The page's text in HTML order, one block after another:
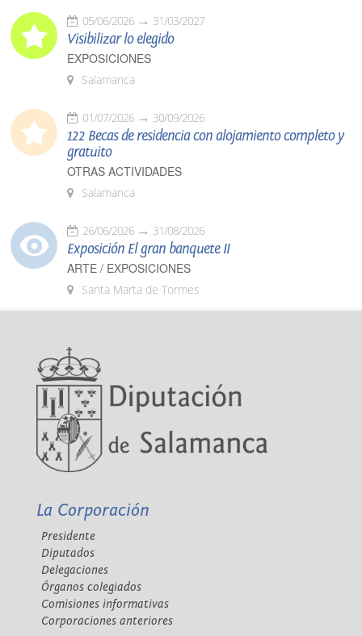
05/06/2026 31/03/2027
Visibilizar lo elegido
EXPOSICIONES
Salamanca
01/07/2026 30/09/2026
122 Becas de residencia con alojamiento completo y
gratuito
OTRAS ACTIVIDADES
Salamanca
26/06/2026 31/08/2026
Exposición El gran banquete II
ARTE / EXPOSICIONES
Santa Marta de Tormes
La Corporación
Presidente
Diputados
Delegaciones
Órganos colegiados
Comisiones informativas
Corporaciones anteriores